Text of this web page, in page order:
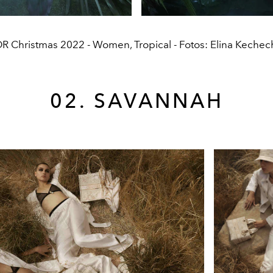
Christmas 2022 - Women, Tropical - Fotos: Elina
02. SAVANNAH